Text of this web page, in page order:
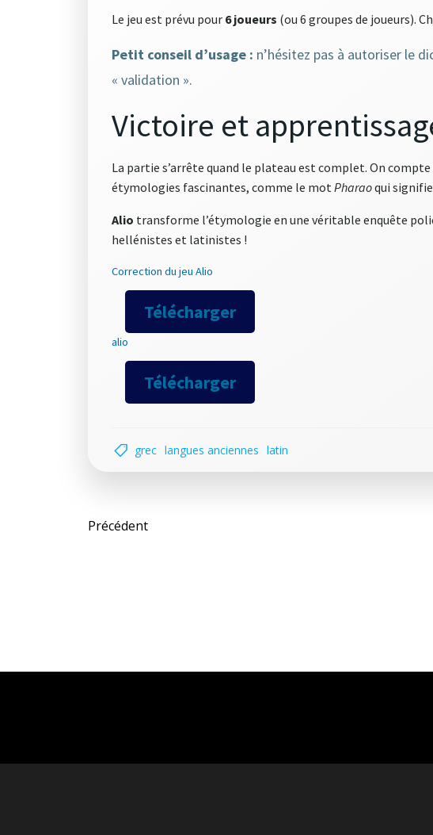
Le jeu est prévu pour 6 joueurs (ou 6 groupes de joueurs).
Petit conseil d’usage : n’hésitez pas à autoriser le
« validation ».
Victoire et
La partie s’arrête quand le plateau est complet. On
étymologies fascinantes, comme le mot Pharaoqui
Alio transforme l’étymologie en une véritable enquête
hellénistes et latinistes !
Correction du jeu Alio
Télécharger
alio
Télécharger
grec langues anciennes latin
Post
Précédent